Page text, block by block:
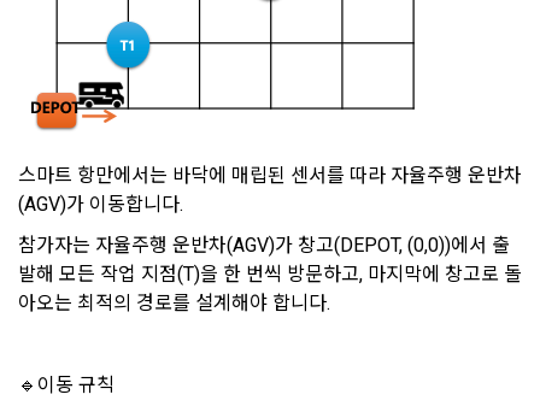
시 보내시겠습니까?
을 위한 필수 절차입니다. 아래 이메일을 인증하여 회원가입 절
적용일자 및 개정사유를 명시하여 현행 약관과 함께 “회사” 홈페
이지의 공지게시판에 그 적용일자 7일 이전부터 적용일자 전일
까지 공지한다.
5. '회사' 약관의 조항에 따른 정책을 제정 및 변경할 권리를 가지
며, 정책 또한 개정될 시에는 적용일자와 개정사유를 명시하여
“회사” 홈페이지의 공지게시판에 그 적용일자 7일 이전부터 적
용일자 전일까지 공지한다.
경된 약관이 공지된 지 15일 이내에 거부의사를 표명할 수 있다.
"회원"이 거부하는 경우 본 서비스 제공자인 "회사"는 15일의 기
간을 정하여 "회원"에게 사전 통지 후 당해 "회원"과의 계약을 해
으로 간주한다.
필수 항목 : 아이디, 비밀번호, 이름, 닉네임, 이메일
선택 항목 : 휴대폰번호, 생년월일, 국가, 직업
데이콘 내의 개별 서비스 이용, 상금 및 상품 지급 과정에서 해당
서비스의 이용자에 한해 추가 개인정보 수집이 발생할 수 있습
니다. 추가로 개인정보를 수집할 경우에는 해당 개인정보 수집
시점에서 이용자에게 ‘수집하는 개인정보 항목, 개인정보의 수
집 및 이용목적, 개인정보의 보관기간’에 대해 안내 드리고 동의
를 받습니다.
필수 항목: 이름, 이메일, 핸드폰 번호, 경력, 신입/경력 해당 사항
스마트 항만에서는 바닥에 매립된 센서를 따라 자율주행 운반차
(AGV)가 이동합니다.
참가자는 자율주행 운반차(AGV)가 창고(DEPOT, (0,0))에서 출
발해 모든 작업 지점(T)을 한 번씩 방문하고, 마지막에 창고로 돌
아오는 최적의 경로를 설계해야 합니다.
🔹 이동 규칙